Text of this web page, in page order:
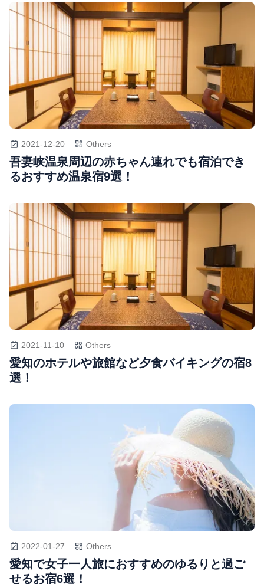
2021-12-20 Others
吾妻峡温泉周辺の赤ちゃん連れでも宿泊でき
るおすすめ温泉宿9選！
2021-11-10 Others
愛知のホテルや旅館など夕食バイキングの宿8
選！
2022-01-27 Others
愛知で女子一人旅におすすめのゆるりと過ご
せるお宿6選！